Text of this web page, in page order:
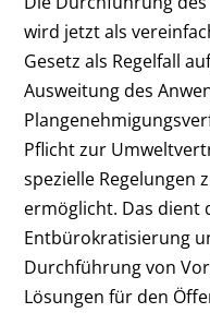
wird jetzt als
Gesetz als Regelfall
Ausweitung des
Pflicht zur
spezielle Regelungen
ermöglicht. Das dient
Entbürokratisierung
Durchführung von
Lösungen für den